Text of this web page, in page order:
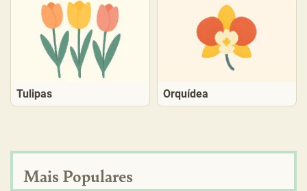
Tulipas Orquídea
Mais Populares